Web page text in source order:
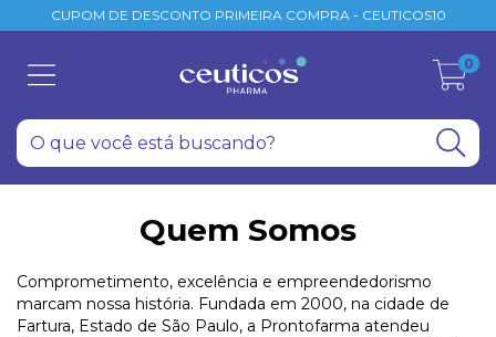
CUPOM DE DESCONTO PRIMEIRA COMPRA - CEUTICOS10
0
Quem Somos
Comprometimento, excelência e empreendedorismo
marcam nossa história. Fundada em 2000, na cidade de
Fartura, Estado de São Paulo, a Prontofarma atendeu